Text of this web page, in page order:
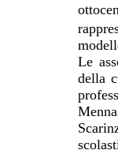
Le
della